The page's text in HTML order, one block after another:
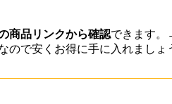
商品リンクから確認できます。
で安くお得に手に入れましょ